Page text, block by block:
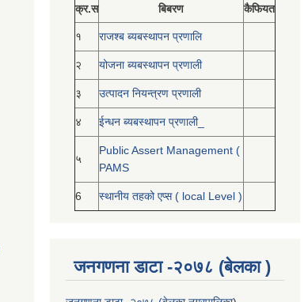
क्र.स बिबरण कैफियत
१ राजश्ब ब्यबस्थापन प्रणालि
२ योजना ब्यबस्थापन प्रणाली
३ उत्पादन नियन्त्रण प्रणाली
४ ईन्धन ब्यबस्थापन प्रणाली_
५
Public Assert Management (
PAMS
6 स्थानीय तहको एप्स ( local Level )
जनगणना डाटा -२०७८ (बेलका )